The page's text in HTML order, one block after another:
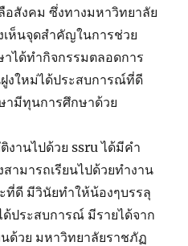
อสังคม ซึ่งทางมหาวิทยาลัย
ห็นจุดสำคัญในการช่วย
ได้ทำกิจกรรมตลอดการ
งใหม่ได้ประสบการณ์ที่ดี
ามีทุนการศึกษาด้วย
งานไปด้วย ssru ได้มีคำ
ามารถเรียนไปด้วยทำงาน
ที่ดี มีวินัยทำให้น้องๆบรรลุ
ด้ประสบการณ์ มีรายได้จาก
นด้วย มหาวิทยาลัยราชภัฏ